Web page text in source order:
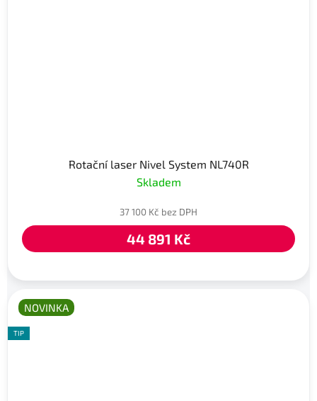
Rotační laser Nivel System NL740R
Skladem
37 100 Kč bez DPH
44 891 Kč
NOVINKA
TIP